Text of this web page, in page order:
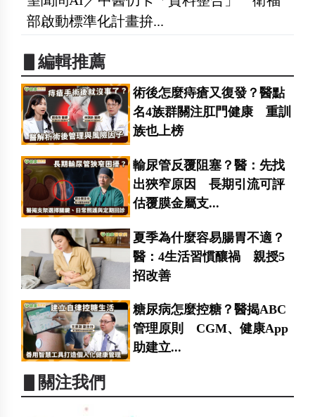
部啟動標準化計畫拚...
▋編輯推薦
術後怎麼痔瘡又復發？醫點
名4族群關注肛門健康 重訓
族也上榜
輸尿管反覆阻塞？醫：先找
出狹窄原因 長期引流可評
估覆膜金屬支...
夏季為什麼容易腸胃不適？
醫：4生活習慣釀禍 親授5
招改善
糖尿病怎麼控糖？醫揭ABC
管理原則 CGM、健康App
助建立...
▋關注我們